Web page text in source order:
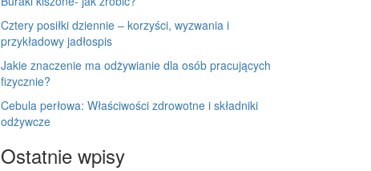
Cztery posiłki dziennie – korzyści, wyzwania i
przykładowy jadłospis
Jakie znaczenie ma odżywianie dla osób pracujących
fizycznie?
Cebula perłowa: Właściwości zdrowotne i składniki
odżywcze
Ostatnie wpisy